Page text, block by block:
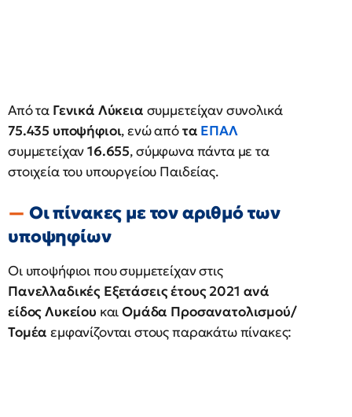
Από τα Γενικά Λύκεια συμμετείχαν συνολικά
75.435 υποψήφιοι, ενώ απότα ΕΠΑΛ
συμμετείχαν16.655, σύμφωνα πάντα με τα
στοιχεία του υπουργείου Παιδείας.
Οι πίνακες με τον αριθμό των
υποψηφίων
Οι υποψήφιοι που συμμετείχαν στις
Πανελλαδικές Εξετάσεις έτους 2021 ανά
είδος Λυκείου καιΟμάδα Προσανατολισμού/
Τομέαεμφανίζονται στους παρακάτω πίνακες: